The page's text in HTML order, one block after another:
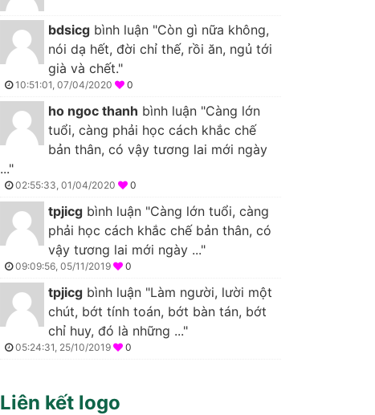
bdsicg bình luận "Còn gì nữa không,
nói dạ hết, đời chỉ thế, rồi ăn, ngủ tới
già và chết."
10:51:01, 07/04/2020 0
ho ngoc thanh bình luận "Càng lớn
tuổi, càng phải học cách khắc chế
bản thân, có vậy tương lai mới ngày
..."
02:55:33, 01/04/2020 0
tpjicg bình luận "Càng lớn tuổi, càng
phải học cách khắc chế bản thân, có
vậy tương lai mới ngày ..."
09:09:56, 05/11/2019 0
tpjicg bình luận "Làm người, lười một
chút, bớt tính toán, bớt bàn tán, bớt
chỉ huy, đó là những ..."
05:24:31, 25/10/2019 0
Liên kết logo